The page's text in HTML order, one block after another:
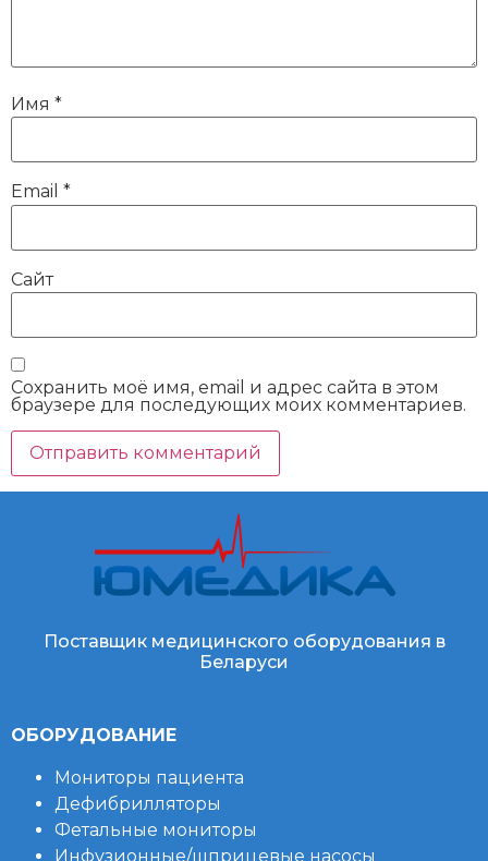
Имя *
Email *
Сайт
Сохранить моё имя, email и адрес сайта в этом
браузере для последующих моих комментариев.
Поставщик медицинского оборудования в
Беларуси
ОБОРУДОВАНИЕ
Мониторы пациента
Дефибрилляторы
Фетальные мониторы
Инфузионные/шприцевые насосы